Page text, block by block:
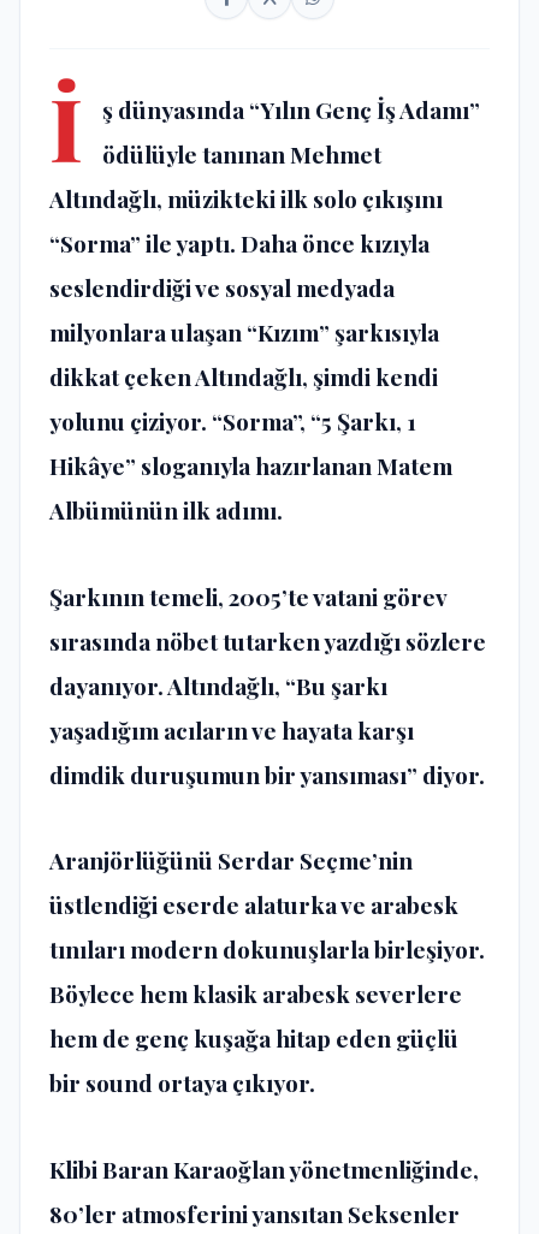
İ
ş dünyasında “Yılın Genç İş Adamı”
ödülüyle tanınanMehmet
Altındağlı, müzikteki ilk solo çıkışını
“Sorma” ile yaptı. Daha önce kızıyla
seslendirdiği ve sosyal medyada
milyonlara ulaşan “Kızım” şarkısıyla
dikkat çeken Altındağlı, şimdi kendi
yolunu çiziyor. “Sorma”, “5 Şarkı, 1
Hikâye” sloganıyla hazırlanan Matem
Albümünün ilk adımı.
Şarkının temeli, 2005’te vatani görev
sırasında nöbet tutarken yazdığı sözlere
dayanıyor. Altındağlı, “Bu şarkı
yaşadığım acıların ve hayata karşı
dimdik duruşumun bir yansıması” diyor.
Aranjörlüğünü Serdar Seçme’nin
üstlendiği eserde alaturka ve arabesk
tınıları modern dokunuşlarla birleşiyor.
Böylece hem klasik arabesk severlere
hem de genç kuşağa hitap eden güçlü
bir sound ortaya çıkıyor.
Klibi Baran Karaoğlan yönetmenliğinde,
80’ler atmosferini yansıtan Seksenler